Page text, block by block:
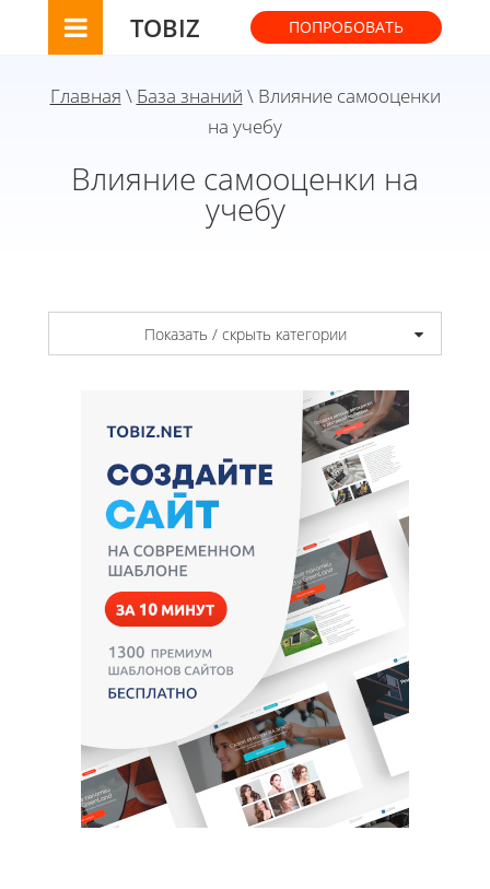
TOBIZ ПОПРОБОВАТЬ
Главная \ База знаний \ Влияние самооценки
на учебу
Влияние самооценки на
учебу
Показать / скрыть категории